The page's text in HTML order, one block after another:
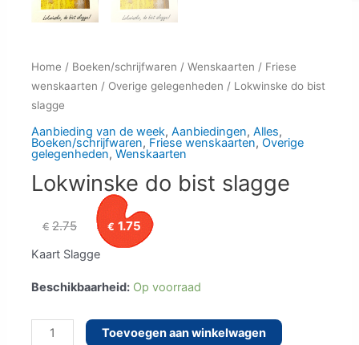
Home / Boeken/schrijfwaren / Wenskaarten / Friese
wenskaarten / Overige gelegenheden / Lokwinske do bist
slagge
Aanbieding van de week, Aanbiedingen, Alles,
Boeken/schrijfwaren, Friese wenskaarten, Overige
gelegenheden, Wenskaarten
Lokwinske do bist slagge
€ 2.75
Oorspronkelijke
prijs
was:
€2.75.
€ 1.75
is:
€1.75.
Kaart Slagge
Beschikbaarheid: Op voorraad
Lokwinske
Toevoegen aan winkelwagen